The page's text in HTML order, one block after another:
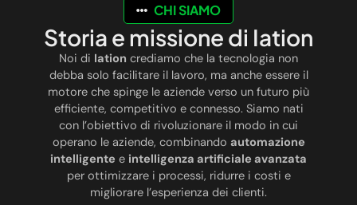
CHI SIAMO
Storia e missione di Iation
Noi di Iation crediamo che la tecnologia non
debba solo facilitare il lavoro, ma anche essere il
motore che spinge le aziende verso un futuro più
efficiente, competitivo e connesso. Siamo nati
con l’obiettivo di rivoluzionare il modo in cui
operano le aziende, combinando automazione
intelligente e intelligenza artificiale avanzata
per ottimizzare i processi, ridurre i costi e
migliorare l’esperienza dei clienti.